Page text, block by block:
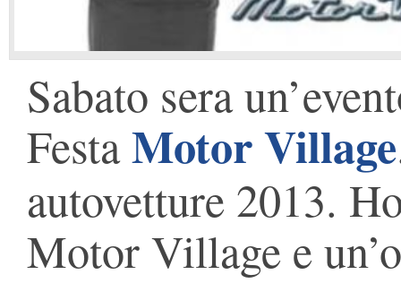
Sabato sera
FestaMotor Village
autovetture 2013.
Motor Village e